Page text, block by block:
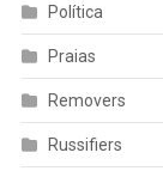
Política
Praias
Removers
Russifiers